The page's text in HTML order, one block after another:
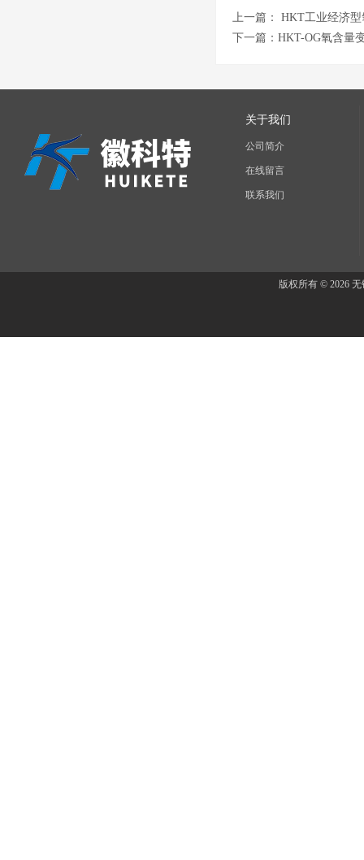
上一篇： HKT工业经济
下一篇： HKT-OG氧含量
关于我们
公司简介
在线留言
联系我们
版权所有 © 2026